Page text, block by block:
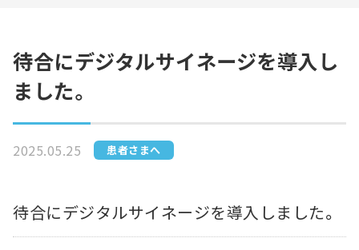
待合にデジタルサイネージを導入し
ました。
2025.05.25 患者さまへ
待合にデジタルサイネージを導入しました。